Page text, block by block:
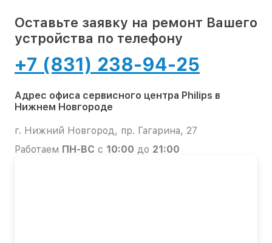
Оставьте заявку на ремонт Вашего
устройства по телефону
+7 (831) 238-94-25
Адрес офиса сервисного центра Philips в
Нижнем Новгороде
г. Нижний Новгород, пр. Гагарина, 27
Работаем ПН-ВС с 10:00 до 21:00